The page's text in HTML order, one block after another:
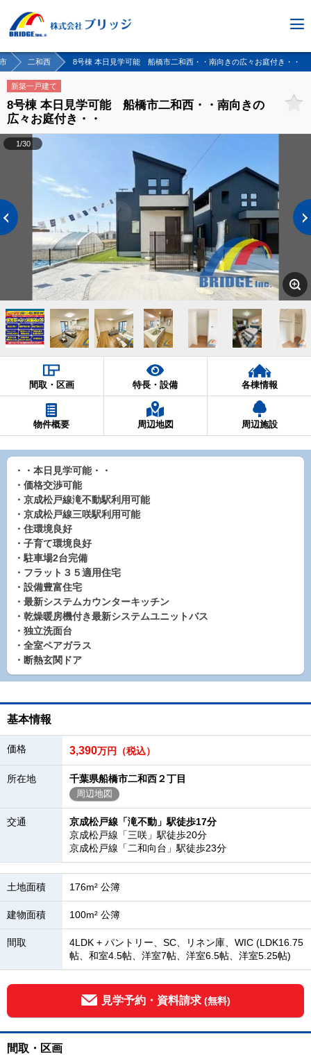
二和西 8号棟 本日見学可能 船橋市二和西・・南向きの広々お庭付き・・
新築一戸建て
8号棟 本日見学可能 船橋市二和西・・南向きの
広々お庭付き・・
1/30
間取・区画 特長・設備 各棟情報
物件概要 周辺地図 周辺施設
・・本日見学可能・・
・価格交渉可能
・京成松戸線滝不動駅利用可能
・京成松戸線三咲駅利用可能
・住環境良好
・子育て環境良好
・駐車場2台完備
・フラット３５適用住宅
・設備豊富住宅
・最新システムカウンターキッチン
・乾燥暖房機付き最新システムユニットバス
・独立洗面台
・全室ペアガラス
・断熱玄関ドア
基本情報
価格 3,390万円（税込）
所在地 千葉県船橋市二和西２丁目
周辺地図
交通
京成松戸線「滝不動」駅徒歩17分
京成松戸線「三咲」駅徒歩20分
京成松戸線「二和向台」駅徒歩23分
土地面積 176m² 公簿
建物面積 100m² 公簿
間取
4LDK + パントリー、SC、リネン庫、WIC (LDK16.75
帖、和室4.5帖、洋室7帖、洋室6.5帖、洋室5.25帖)
見学予約・資料請求 (無料)
間取・区画